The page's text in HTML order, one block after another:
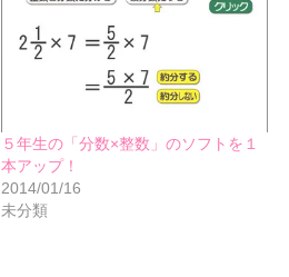
５年生の「分数×整数」のソフトを１
本アップ！
2014/01/16
未分類